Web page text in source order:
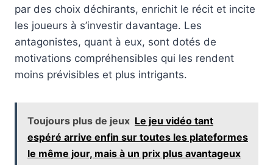
par des choix déchirants, enrichit le récit et incite
les joueurs à s’investir davantage. Les
antagonistes, quant à eux, sont dotés de
motivations compréhensibles qui les rendent
moins prévisibles et plus intrigants.
Toujours plus de jeux Le jeu vidéo tant
espéré arrive enfin sur toutes les plateformes
le même jour, mais à un prix plus avantageux